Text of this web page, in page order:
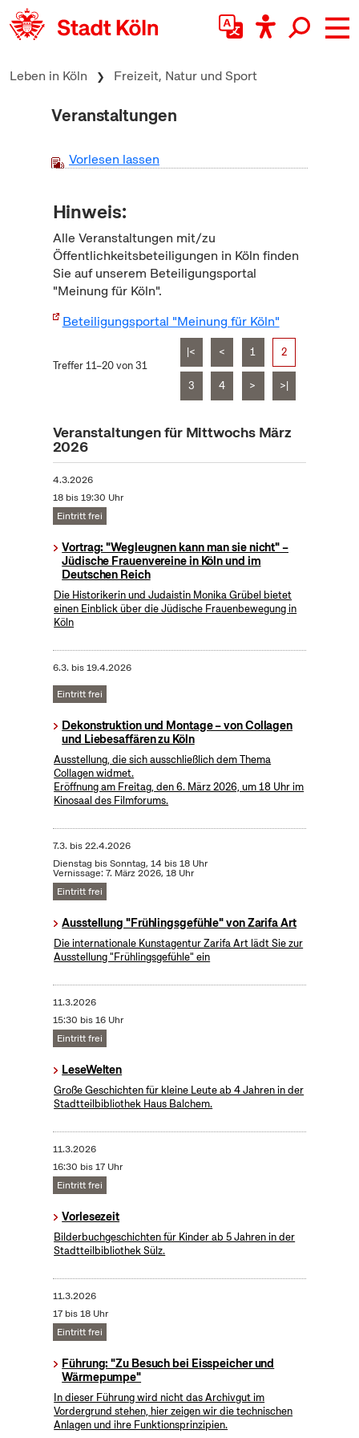
zum Inhalt springen
Leben in Köln Freizeit, Natur und Sport
Veranstaltungen
Vorlesen lassen
Hinweis:
Alle Veranstaltungen mit/zu
Öffentlichkeitsbeteiligungen in Köln finden
Sie auf unserem Beteiligungsportal
"Meinung für Köln".
Beteiligungsportal "Meinung für Köln"
Treffer 11–20 von 31
|< < 1 2
3 4 > >|
Veranstaltungen für Mittwochs März
2026
4.3.2026
18 bis 19:30 Uhr
Eintritt frei
Vortrag: "Wegleugnen kann man sie nicht" –
Jüdische Frauenvereine in Köln und im
Deutschen Reich
Die Historikerin und Judaistin Monika Grübel bietet
einen Einblick über die Jüdische Frauenbewegung in
Köln
6.3. bis19.4.2026
Eintritt frei
Dekonstruktion und Montage – von Collagen
und Liebesaffären zu Köln
Ausstellung, die sich ausschließlich dem Thema
Collagen widmet.
Eröffnung am Freitag, den 6. März 2026, um 18 Uhr im
Kinosaal des Filmforums.
7.3. bis22.4.2026
Dienstag bis Sonntag, 14 bis 18 Uhr
Vernissage: 7. März 2026, 18 Uhr
Eintritt frei
Ausstellung "Frühlingsgefühle" von Zarifa Art
Die internationale Kunstagentur Zarifa Art lädt Sie zur
Ausstellung "Frühlingsgefühle" ein
11.3.2026
15:30 bis 16 Uhr
Eintritt frei
LeseWelten
Große Geschichten für kleine Leute ab 4 Jahren in der
Stadtteilbibliothek Haus Balchem.
11.3.2026
16:30 bis 17 Uhr
Eintritt frei
Vorlesezeit
Bilderbuchgeschichten für Kinder ab 5 Jahren in der
Stadtteilbibliothek Sülz.
11.3.2026
17 bis 18 Uhr
Eintritt frei
Führung: "Zu Besuch bei Eisspeicher und
Wärmepumpe"
In dieser Führung wird nicht das Archivgut im
Vordergrund stehen, hier zeigen wir die technischen
Anlagen und ihre Funktionsprinzipien.